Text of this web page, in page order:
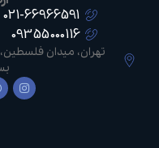
021-66966591
09355000116
تهران، میدان